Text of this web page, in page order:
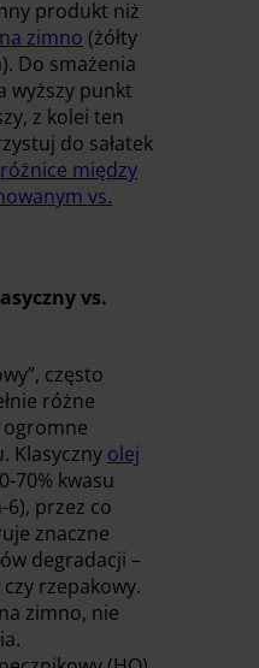
produkt niż
zimno (żółty
Do smażenia
wyższy punkt
z kolei ten
do sałatek
różnice między
vs.
vs.
często
różne
Klasyczny olej
70% kwasu
6), przez co
znaczne
degradacji –
rzepakowy.
zimno, nie